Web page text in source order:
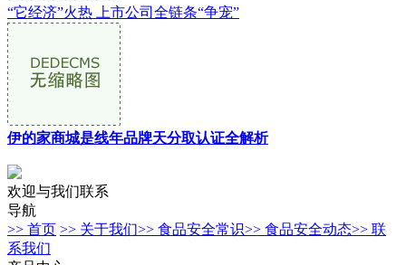
“它经济”火热 上市公司全链条“争宠”
伊的家商城是线年品牌天分取认证全解析
欢迎与我们联系
导航
>> 首页 >> 关于我们>> 食品安全常识>> 食品安全动态>> 联
系我们